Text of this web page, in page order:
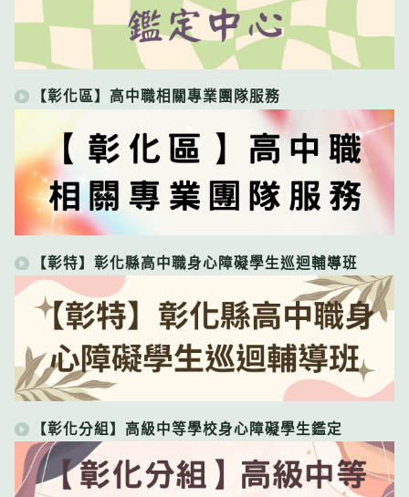
【彰化區】高中職相關專業團隊服務
【彰特】彰化縣高中職身心障礙學生巡迴輔導班
【彰化分組】高級中等學校身心障礙學生鑑定